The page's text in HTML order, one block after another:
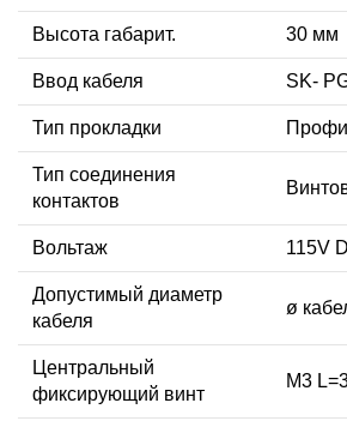
Высота габарит. 30 мм
Ввод кабеля SK-
Тип прокладки
Тип соединения
контактов
Вольтаж 115V
Допустимый диаметр
кабеля
ø
Центральный
фиксирующий винт
М3